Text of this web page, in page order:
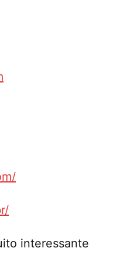
interessante